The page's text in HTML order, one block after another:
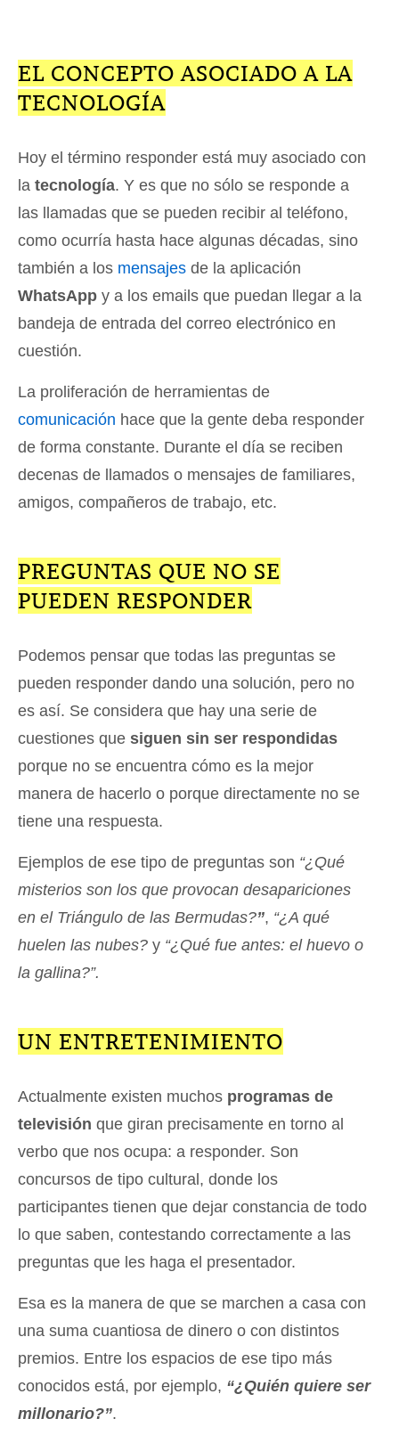
EL CONCEPTO ASOCIADO A LA
TECNOLOGÍA
Hoy el término responder está muy asociado con
la tecnología. Y es que no sólo se responde a
las llamadas que se pueden recibir al teléfono,
como ocurría hasta hace algunas décadas, sino
también a los mensajes de la aplicación
WhatsApp y a los emails que puedan llegar a la
bandeja de entrada del correo electrónico en
cuestión.
La proliferación de herramientas de
comunicación hace que la gente deba responder
de forma constante. Durante el día se reciben
decenas de llamados o mensajes de familiares,
amigos, compañeros de trabajo, etc.
PREGUNTAS QUE NO SE
PUEDEN RESPONDER
Podemos pensar que todas las preguntas se
pueden responder dando una solución, pero no
es así. Se considera que hay una serie de
cuestiones que siguen sin ser respondidas
porque no se encuentra cómo es la mejor
manera de hacerlo o porque directamente no se
tiene una respuesta.
Ejemplos de ese tipo de preguntas son “¿Qué
misterios son los que provocan desapariciones
en el Triángulo de las Bermudas?”, “¿A qué
huelen las nubes? y “¿Qué fue antes: el huevo o
la gallina?”.
UN ENTRETENIMIENTO
Actualmente existen muchos programas de
televisión que giran precisamente en torno al
verbo que nos ocupa: a responder. Son
concursos de tipo cultural, donde los
participantes tienen que dejar constancia de todo
lo que saben, contestando correctamente a las
preguntas que les haga el presentador.
Esa es la manera de que se marchen a casa con
una suma cuantiosa de dinero o con distintos
premios. Entre los espacios de ese tipo más
conocidos está, por ejemplo, “¿Quién quiere ser
millonario?”.